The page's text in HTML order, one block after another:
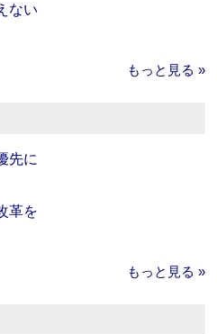
ない
もっと見る »
先に
革を
もっと見る »